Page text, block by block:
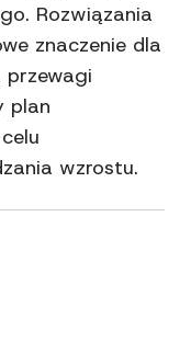
Rozwiązania
znaczenie dla
plan
wzrostu.